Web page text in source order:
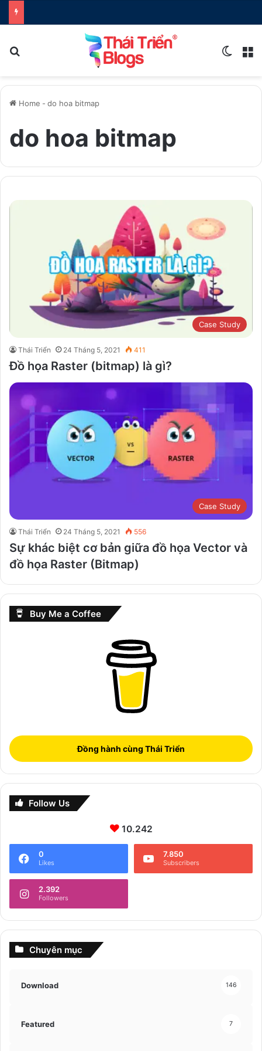
Home - do hoa bitmap
do hoa bitmap
Case Study
Thái Triển 24 Tháng 5, 2021 411
Đồ họa Raster (bitmap) là gì?
Case Study
Thái Triển 24 Tháng 5, 2021 556
Sự khác biệt cơ bản giữa đồ họa Vector và
đồ họa Raster (Bitmap)
Buy Me a Coffee
Đồng hành cùng Thái Triển
Follow Us
10.242
0
Likes
7.850
Subscribers
2.392
Followers
Chuyên mục
Download 146
Featured 7